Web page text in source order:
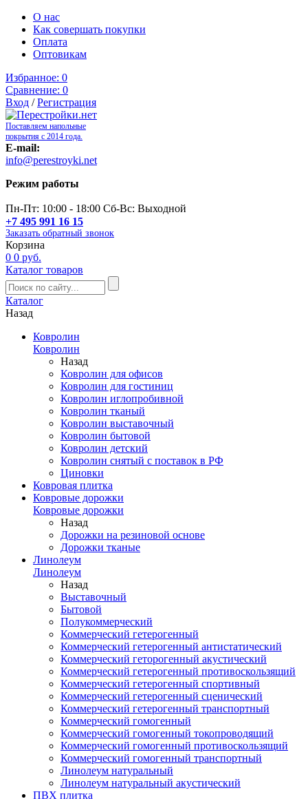
О нас
Как совершать покупки
Оплата
Оптовикам
Избранное: 0
Сравнение: 0
Вход /Регистрация
Поставляем напольные
покрытия с 2014 года.
E-mail:
info@perestroyki.net
Режим работы
Пн-Пт: 10:00 - 18:00 Сб-Вс: Выходной
+7 495 991 16 15
Заказать обратный звонок
Корзина
0 0 руб.
Каталог товаров
Каталог
Назад
Ковролин
Ковролин
Назад
Ковролин для офисов
Ковролин для гостиниц
Ковролин иглопробивной
Ковролин тканый
Ковролин выставочный
Ковролин бытовой
Ковролин детский
Ковролин снятый с поставок в РФ
Циновки
Ковровая плитка
Ковровые дорожки
Ковровые дорожки
Назад
Дорожки на резиновой основе
Дорожки тканые
Линолеум
Линолеум
Назад
Выставочный
Бытовой
Полукоммерческий
Коммерческий гетерогенный
Коммерческий гетерогенный антистатический
Коммерческий геторогенный акустический
Коммерческий гетерогенный противоскользящий
Коммерческий гетерогенный спортивный
Коммерческий гетерогенный сценический
Коммерческий гетерогенный транспортный
Коммерческий гомогенный
Коммерческий гомогенный токопроводящий
Коммерческий гомогенный противоскользящий
Коммерческий гомогенный транспортный
Линолеум натуральный
Линолеум натуральный акустический
ПВХ плитка